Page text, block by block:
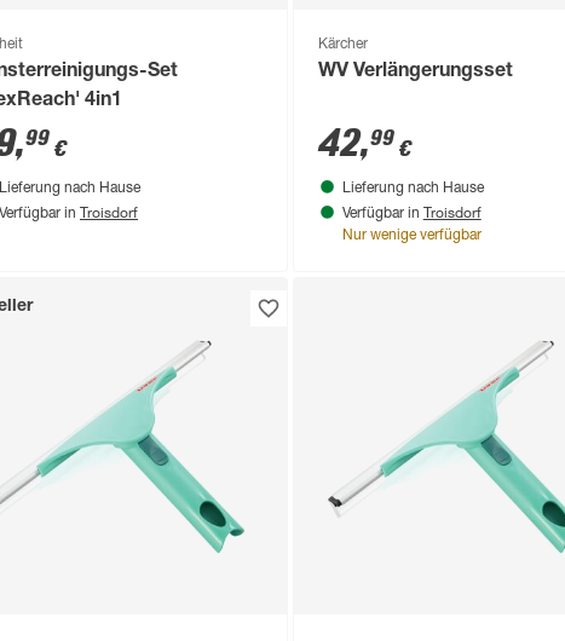
Set
4in1
,99 €
Lieferung nach Hause
Verfügbar in Troisdorf
Kärcher
WV Verlängerungsset
42,99€
Lieferung nach Hause
Verfügbar in Troisdorf
Nur wenige verfügbar